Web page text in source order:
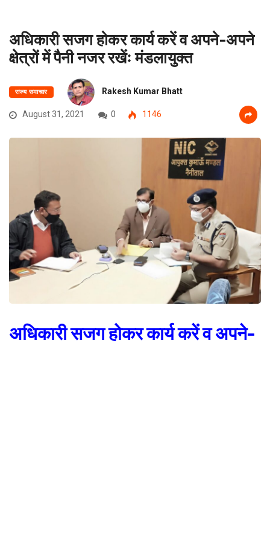
अधिकारी सजग होकर कार्य करें व अपने-अपने
क्षेत्रों में पैनी नजर रखेंः मंडलायुक्त
राज्य समाचार Rakesh Kumar Bhatt
August 31, 2021 0 1146
अधिकारी सजग होकर कार्य करें व अपने-